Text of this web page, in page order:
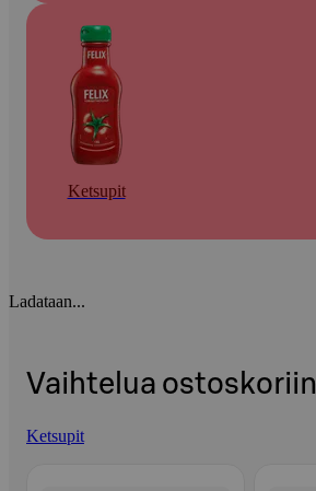
Ketsupit
Ladataan...
Vaihtelua ostoskoriin
Ketsupit